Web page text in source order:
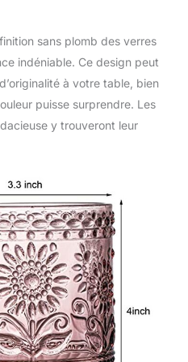
sans plomb des verres
indéniable. Ce design peut
à votre table, bien
puisse surprendre. Les
y trouveront leur